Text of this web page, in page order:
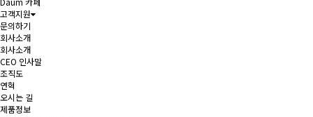
고객지원
문의하기
회사소개
회사소개
CEO 인사말
조직도
연혁
오시는 길
제품정보